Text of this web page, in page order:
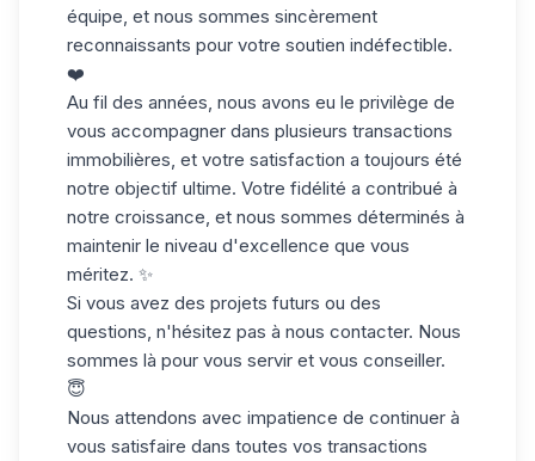
équipe, et nous sommes sincèrement
reconnaissants pour votre soutien indéfectible.
❤️
Au fil des années, nous avons eu le privilège de
vous accompagner dans plusieurs transactions
immobilières, et votre satisfaction a toujours été
notre objectif ultime. Votre fidélité a contribué à
notre croissance, et nous sommes déterminés à
maintenir le niveau d'excellence que vous
méritez. ✨
Si vous avez des projets futurs ou des
questions, n'hésitez pas à nous contacter. Nous
sommes là pour vous servir et vous conseiller.
😇
Nous attendons avec impatience de continuer à
vous satisfaire dans toutes vos transactions